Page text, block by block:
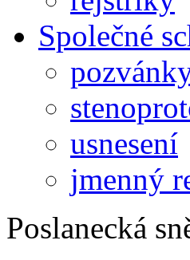
Společné
usnesení
jmenný
Poslanecká